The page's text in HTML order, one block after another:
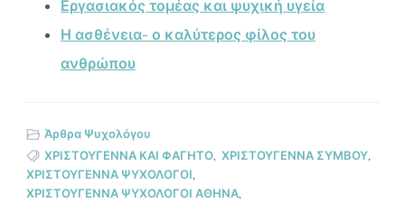
Εργασιακός τομέας και ψυχική υγεία
Η ασθένεια- ο καλύτερος φίλος του
ανθρώπου
Άρθρα Ψυχολόγου
ΧΡΙΣΤΟΥΓΕΝΝΑ ΚΑΙ ΦΑΓΗΤΟ, ΧΡΙΣΤΟΥΓΕΝΝΑ ΣΥΜΒΟΥ,
ΧΡΙΣΤΟΥΓΕΝΝΑ ΨΥΧΟΛΟΓΟΙ,
ΧΡΙΣΤΟΥΓΕΝΝΑ ΨΥΧΟΛΟΓΟΙ ΑΘΗΝΑ,